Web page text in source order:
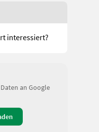
interessiert?
an Google